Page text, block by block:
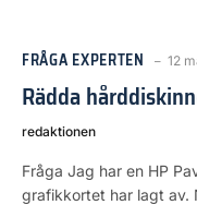
FRÅGA EXPERTEN 12
Rädda
redaktionen
Fråga Jag har en HP
grafikkortet har lagt av.